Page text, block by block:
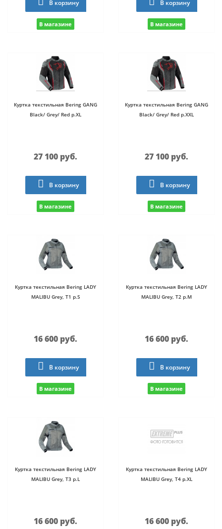
В корзину
В магазине
В корзину
В магазине
Куртка текстильная Bering GANG
Black/ Grey/ Red р.XL
27 100 руб.
В корзину
В магазине
Куртка текстильная Bering GANG
Black/ Grey/ Red р.XXL
27 100 руб.
В корзину
В магазине
Куртка текстильная Bering LADY
MALIBU Grey, T1 р.S
16 600 руб.
В корзину
В магазине
Куртка текстильная Bering LADY
MALIBU Grey, T2 р.M
16 600 руб.
В корзину
В магазине
Куртка текстильная Bering LADY
MALIBU Grey, T3 р.L
16 600 руб.
Куртка текстильная Bering LADY
MALIBU Grey, T4 р.XL
16 600 руб.